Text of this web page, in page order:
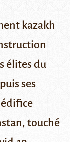
kazakh
élites du
ses
touché